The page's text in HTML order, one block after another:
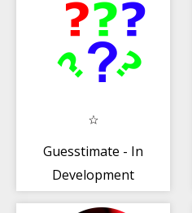
Guesstimate - In
Development